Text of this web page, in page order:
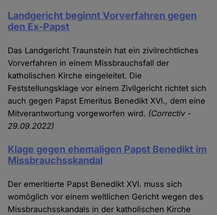
Landgericht beginnt Vorverfahren gegen
den Ex-Papst
Das Landgericht Traunstein hat ein zivilrechtliches
Vorverfahren in einem Missbrauchsfall der
katholischen Kirche eingeleitet. Die
Feststellungsklage vor einem Zivilgericht richtet sich
auch gegen Papst Emeritus Benedikt XVI., dem eine
Mitverantwortung vorgeworfen wird. (Correctiv -
29.09.2022)
Klage gegen ehemaligen Papst Benedikt im
Missbrauchsskandal
Der emeritierte Papst Benedikt XVI. muss sich
womöglich vor einem weltlichen Gericht wegen des
Missbrauchsskandals in der katholischen Kirche